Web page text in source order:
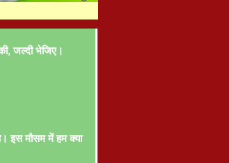
जल्दी भेजिए।
इस मौसम में हम क्या